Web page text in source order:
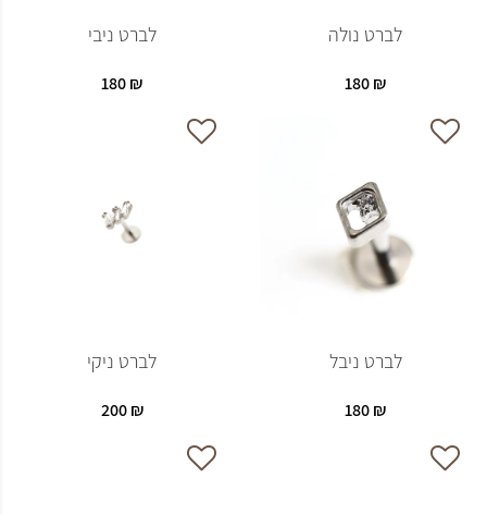
לברט נולה
180₪
לברט ניבי
180₪
לברט ניבל
180₪
לברט ניקי
200₪